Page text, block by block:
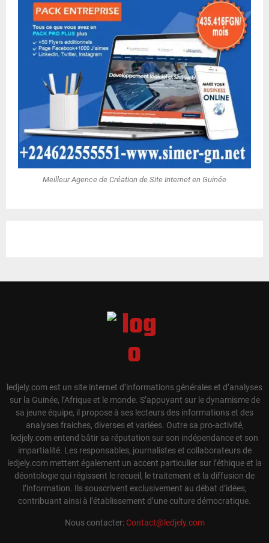
Meilleur Agence de Création de Site Internet en Guinée
ledjely.com est un site internet d’informations générales et d’analyses
sur la Guinée, l’Afrique et le monde. S’appuyant sur le dynamisme de
sa jeune équipe, il propose à ses lecteurs des informations et des
analyses fraiches, diverses et variées. Outre sa pro-activité,
ledjely.com entend bâtir sa réputation sur son indépendance et son
impartialité. Les responsables, journalistes et collaborateurs de
ledjely.com mettent également un accent particulier sur l’éthique et la
déontologie qui régissent le recueil, le traitement et la diffusion de
l’information. Ils souscrivent exclusivement au débat d’idées,
contribuant ainsi à l’établissement d’une culture démocratique.
Nous contacter:Contact@ledjely.com